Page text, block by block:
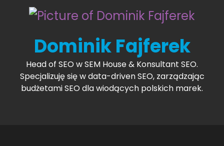
Dominik Fajferek
Head of SEO w SEM House & Konsultant SEO.
Specjalizuję się w data-driven SEO, zarządzając
budżetami SEO dla wiodących polskich marek.